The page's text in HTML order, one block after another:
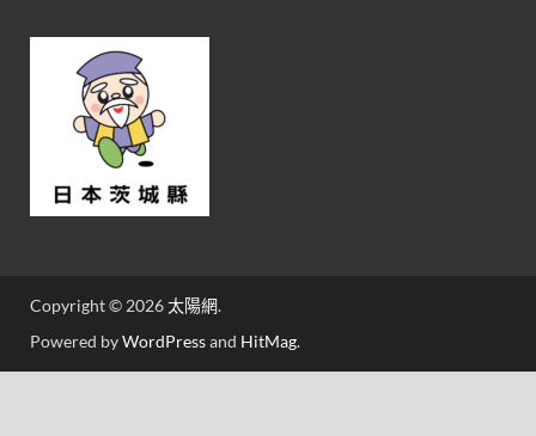
Copyright © 2026太陽網.
Powered byWordPressand HitMag.